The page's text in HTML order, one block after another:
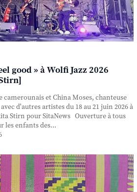
good » à Wolfi Jazz 2026
camerounais et China Moses, chanteuse
d'autres artistes du 18 au 21 juin 2026 à
Stirn pour SitaNews Ouverture à tous
les enfants des...